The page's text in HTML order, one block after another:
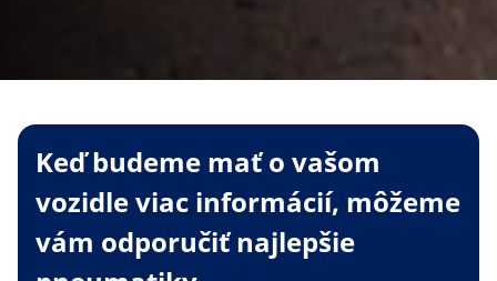
Keď budeme mať o vašom
vozidle viac informácií, môžeme
vám odporučiť najlepšie